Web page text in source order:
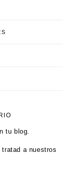
tu blog.
a nuestros